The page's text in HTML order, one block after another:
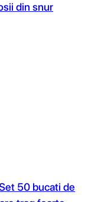
din snur
50 bucati de